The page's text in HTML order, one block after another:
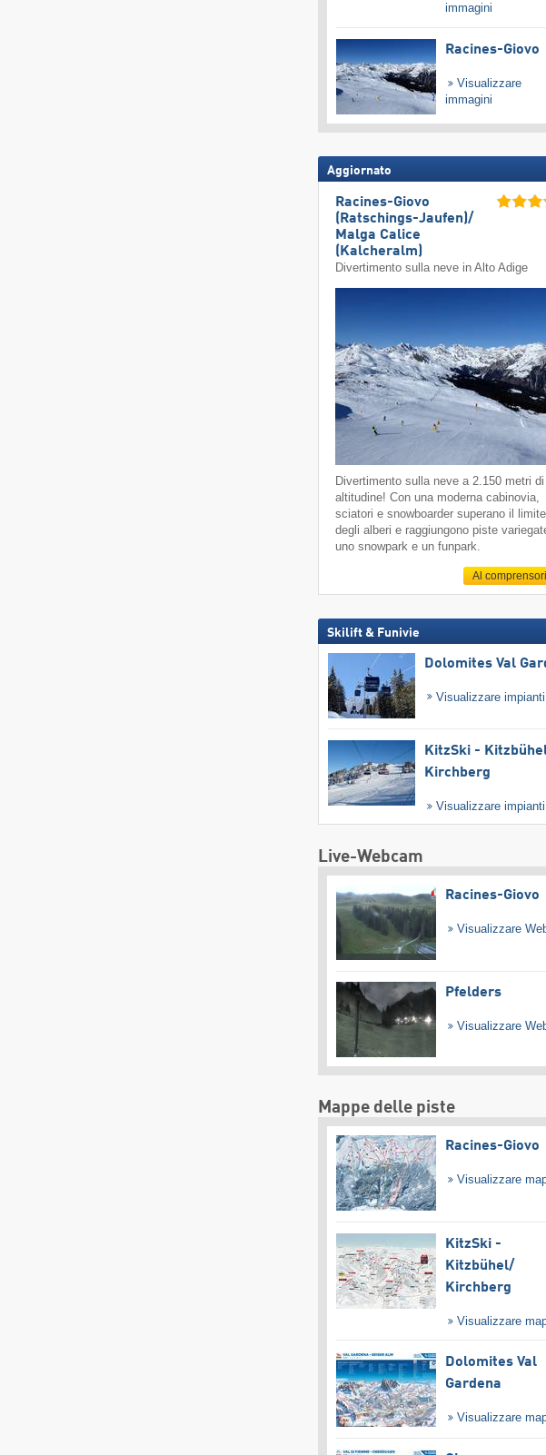
immagini
Racines-Giovo
Visualizzare
immagini
Aggiornato
Racines-Giovo
(Ratschings-Jaufen)/​
Malga Calice
(Kalcheralm)
Divertimento sulla neve in Alto Adige
Divertimento sulla neve a 2.150 metri di
altitudine! Con una moderna cabinovia,
sciatori e snowboarder superano il limite
degli alberi e raggiungono piste
uno snowpark e un funpark.
Al
Skilift & Funivie
Dolomites Val
Visualizzare
KitzSki -
Kirchberg
Visualizzare
Live-Webcam
Racines-Giovo
Visualizzare
Pfelders
Visualizzare
Mappe delle piste
Racines-Giovo
Visualizzare
KitzSki -
Kitzbühel/​
Kirchberg
Visualizzare
Dolomites Val
Gardena
Visualizzare